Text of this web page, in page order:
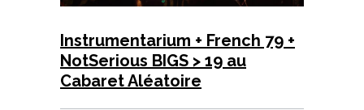
Instrumentarium + French 79 +
NotSerious BIGS > 19 au
Cabaret Aléatoire